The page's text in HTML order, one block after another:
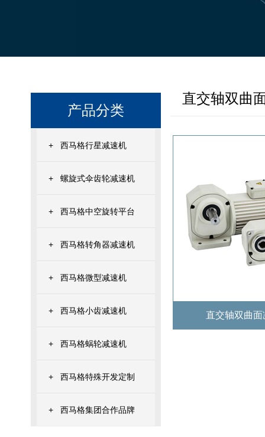
产品分类
+ 西马格行星减速机
+ 螺旋式伞齿轮减速机
+ 西马格中空旋转平台
+ 西马格转角器减速机
+ 西马格微型减速机
+ 西马格小齿减速机
+ 西马格蜗轮减速机
+ 西马格特殊开发定制
+ 西马格集团合作品牌
直交轴双曲
直交轴双曲